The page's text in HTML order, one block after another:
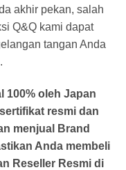
akhir pekan, salah
Q&Q kami dapat
tangan Anda
100% oleh Japan
resmi dan
menjual Brand
Anda membeli
Reseller Resmi di